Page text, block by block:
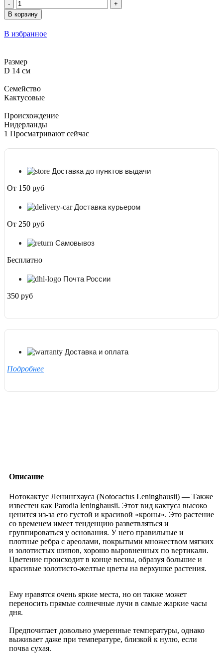
Количество
товара
Нотокактус
Ленингхауса
D
В корзину
В избранное
Размер
D 14 см
Семейство
Кактусовые
Происхождение
Нидерланды
1 Просматривают сейчас
Доставка до пунктов выдачи
От 150 руб
Доставка курьером
От 250 руб
Самовывоз
Бесплатно
Почта России
350 руб
Доставка и оплата
Подробнее
Описание
Нотокактус Ленингхауса (Notocactus Leninghausii) — Также
известен как Parodia leninghausii. Этот вид кактуса высоко
ценится из-за его густой и красивой «кроны». Это растение
со временем имеет тенденцию разветвляться и
группироваться у основания. У него правильные и
плотные ребра с ареолами, покрытыми множеством мягких
и золотистых шипов, хорошо выровненных по вертикали.
Цветение происходит в конце весны, образуя большие и
красивые золотисто-желтые цветы на верхушке растения.
Ему нравятся очень яркие места, но он также может
переносить прямые солнечные лучи в самые жаркие часы
дня.
Предпочитает довольно умеренные температуры, однако
выживает даже при температуре, близкой к нулю, если
почва сухая.